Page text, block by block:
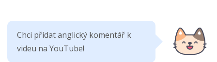
Chci přidat anglický komentář k
videu na YouTube!